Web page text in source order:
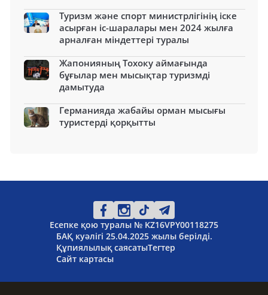
Туризм және спорт министрлігінің іске
асырған іс-шаралары мен 2024 жылға
арналған міндеттері туралы
Жапонияның Тохоку аймағында
бұғылар мен мысықтар туризмді
дамытуда
Германияда жабайы орман мысығы
туристерді қорқытты
Есепке қою туралы № KZ16VPY00118275
БАҚ куәлігі 25.04.2025 жылы берілді.
Құпиялылық саясатыТегтер
Сайт картасы